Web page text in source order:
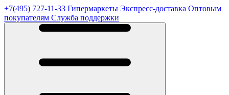
+7(495) 727-11-33 Гипермаркеты Экспресс-доставка Оптовым
покупателям Служба поддержки